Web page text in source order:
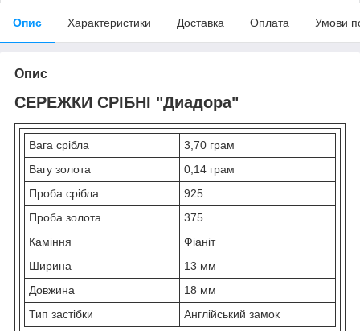
Опис Характеристики Доставка Оплата Умови
Опис
СЕРЕЖКИ СРІБНІ "Диадора"
Вага срібла
3,70 грам
Вагу золота
0,14 грам
Проба срібла
925
Проба золота
375
Каміння
Фіаніт
Ширина
13 мм
Довжина
18 мм
Тип застібки
Англійський замок